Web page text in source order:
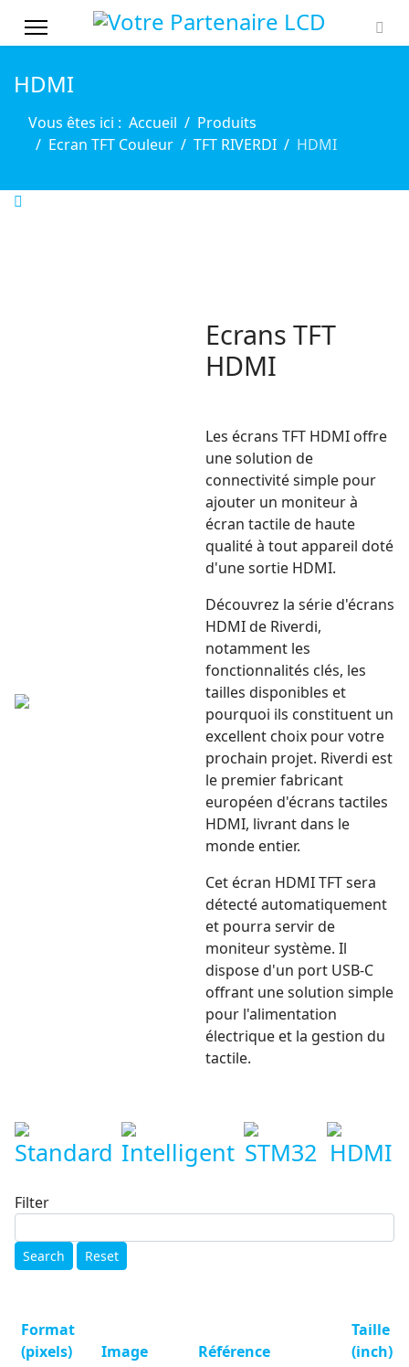
HDMI
Vous êtes ici : Accueil
Produits
Ecran TFT Couleur
TFT RIVERDI HDMI
Ecrans TFT
HDMI
Les écrans TFT HDMI offre
une solution de
connectivité simple pour
ajouter un moniteur à
écran tactile de haute
qualité à tout appareil doté
d'une sortie HDMI.
Découvrez la série d'écrans
HDMI de Riverdi,
notamment les
fonctionnalités clés, les
tailles disponibles et
pourquoi ils constituent un
excellent choix pour votre
prochain projet. Riverdi est
le premier fabricant
européen d'écrans tactiles
HDMI, livrant dans le
monde entier.
Cet écran HDMI TFT sera
détecté automatiquement
et pourra servir de
moniteur système. Il
dispose d'un port USB-C
offrant une solution simple
pour l'alimentation
électrique et la gestion du
tactile.
Standard Intelligent STM32 HDMI
Filter
Search Reset
Format
(pixels)
Image Référence
Taille
(inch)